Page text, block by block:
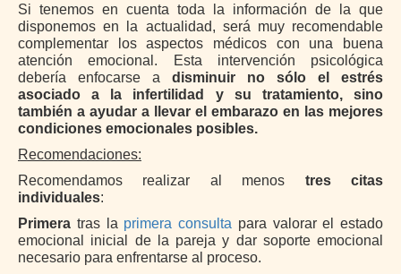
Si tenemos en cuenta toda la información de la que
disponemos en la actualidad, será muy recomendable
complementar los aspectos médicos con una buena
atención emocional. Esta intervención psicológica
debería enfocarse a disminuir no sólo el estrés
asociado a la infertilidad y su tratamiento, sino
también a ayudar a llevar el embarazo en las mejores
condiciones emocionales posibles.
Recomendaciones:
Recomendamos realizar al menos tres citas
individuales:
Primera tras la primera consulta para valorar el estado
emocional inicial de la pareja y dar soporte emocional
necesario para enfrentarse al proceso.